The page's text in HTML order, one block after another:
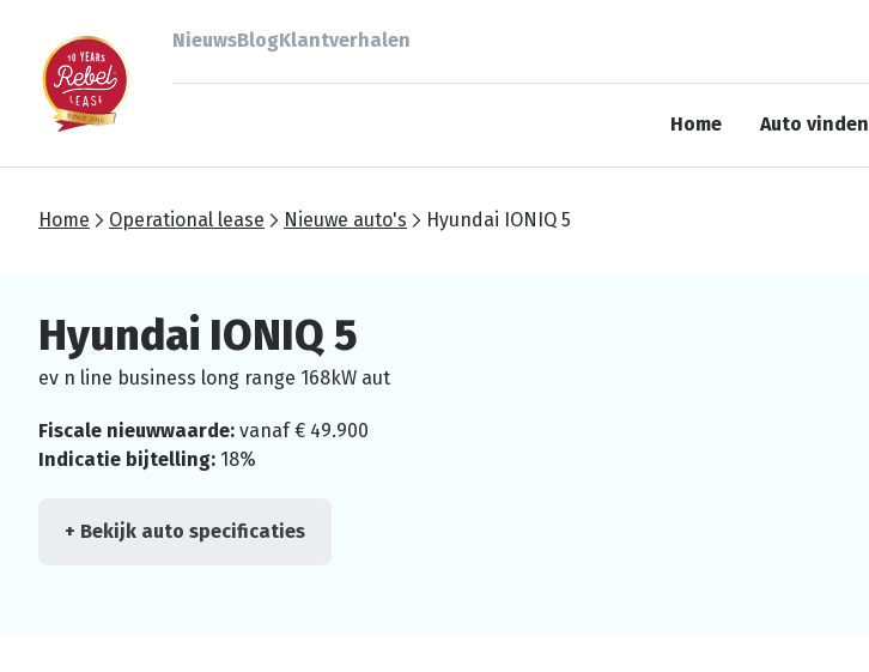
NieuwsBlogKlantverhalen
Home Auto vinden
Home Operational lease Nieuwe auto's Hyundai IONIQ 5
Hyundai IONIQ 5
ev n line business long range 168kW aut
Fiscale nieuwwaarde: vanaf € 49.900
Indicatie bijtelling: 18%
+ Bekijk auto specificaties